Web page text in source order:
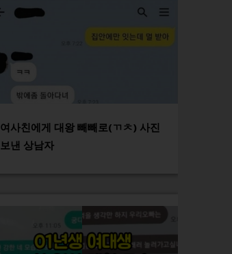
여사친에게 대왕 빼빼로(ㄲㅊ) 사진
보낸 상남자